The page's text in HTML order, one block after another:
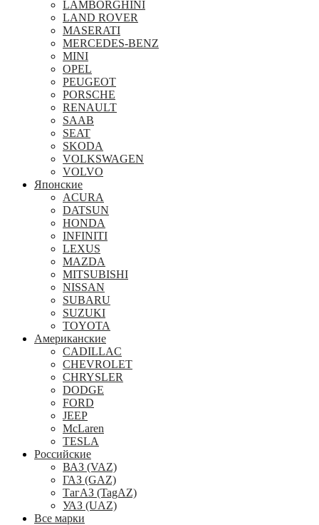
LAMBORGHINI
LAND ROVER
MASERATI
MERCEDES-BENZ
MINI
OPEL
PEUGEOT
PORSCHE
RENAULT
SAAB
SEAT
SKODA
VOLKSWAGEN
VOLVO
Японские
ACURA
DATSUN
HONDA
INFINITI
LEXUS
MAZDA
MITSUBISHI
NISSAN
SUBARU
SUZUKI
TOYOTA
Американские
CADILLAC
CHEVROLET
CHRYSLER
DODGE
FORD
JEEP
McLaren
TESLA
Российские
ВАЗ (VAZ)
ГАЗ (GAZ)
ТагАЗ (TagAZ)
УАЗ (UAZ)
Все марки